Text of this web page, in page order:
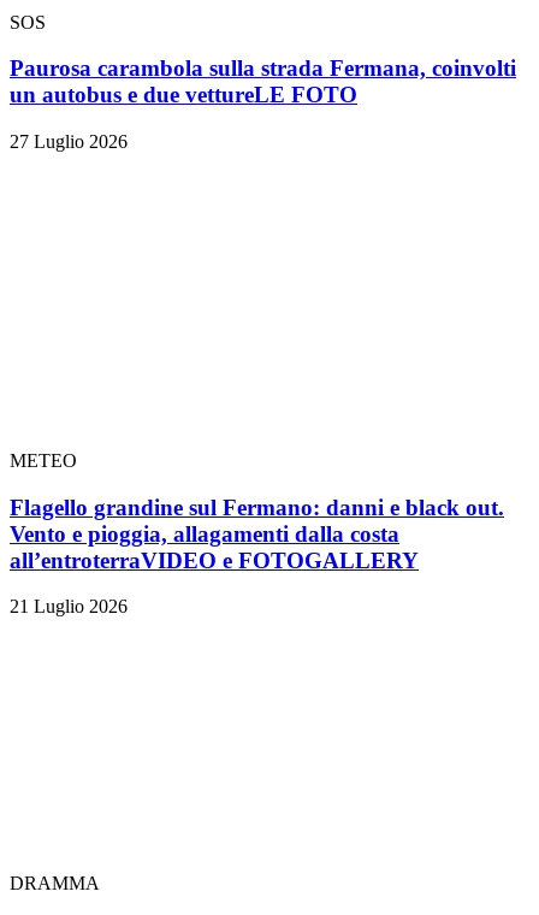
SOS
Paurosa carambola sulla strada Fermana, coinvolti
un autobus e due vettureLE FOTO
27 Luglio 2026
METEO
Flagello grandine sul Fermano: danni e black out.
Vento e pioggia, allagamenti dalla costa
all’entroterraVIDEO e FOTOGALLERY
21 Luglio 2026
DRAMMA